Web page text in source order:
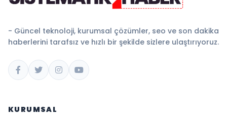
- Güncel teknoloji, kurumsal çözümler, seo ve son dakika
haberlerini tarafsız ve hızlı bir şekilde sizlere ulaştırıyoruz.
KURUMSAL